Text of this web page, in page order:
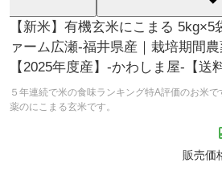
【新米】有機玄米にこまる 5kg×5
ァーム広瀬-福井県産｜栽培期間
【2025年度産】-かわしま屋-【送
５年連続で米の食味ランキング特A評価のお米
薬のにこまる玄米です。
販売